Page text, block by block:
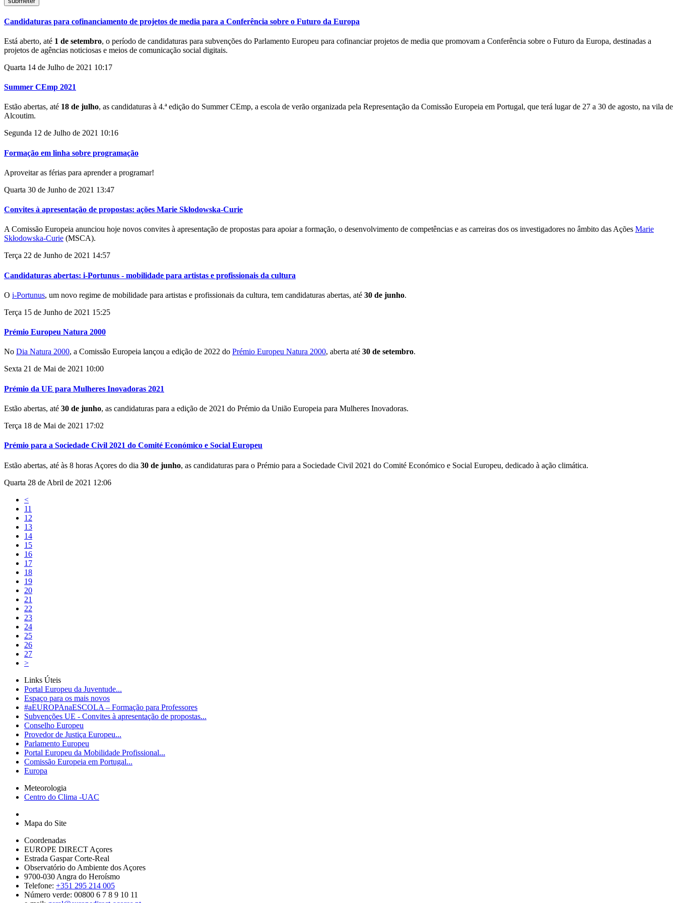
Candidaturas para cofinanciamento de projetos de media para a Conferência sobre o Futuro da Europa
Está aberto, até 1 de setembro, o período de candidaturas para subvenções do Parlamento Europeu para cofinanciar projetos de media que promovam a Conferência sobre o Futuro da Europa, destinadas a
projetos de agências noticiosas e meios de comunicação social digitais.
Quarta 14 de Julho de 2021 10:17
Summer CEmp 2021
Estão abertas, até 18 de julho, as candidaturas à 4.ª edição do Summer CEmp, a escola de verão organizada pela Representação da Comissão Europeia em Portugal, que terá lugar de 27 a 30 de agosto, na vila de
Alcoutim.
Segunda 12 de Julho de 2021 10:16
Formação em linha sobre programação
Aproveitar as férias para aprender a programar!
Quarta 30 de Junho de 2021 13:47
Convites à apresentação de propostas: ações Marie Skłodowska-Curie
A Comissão Europeia anunciou hoje novos convites à apresentação de propostas para apoiar a formação, o desenvolvimento de competências e as carreiras dos os investigadores no âmbito das Ações Marie
Skłodowska-Curie (MSCA).
Terça 22 de Junho de 2021 14:57
Candidaturas abertas: i-Portunus - mobilidade para artistas e profissionais da cultura
O i-Portunus, um novo regime de mobilidade para artistas e profissionais da cultura, tem candidaturas abertas, até 30 de junho.
Terça 15 de Junho de 2021 15:25
Prémio Europeu Natura 2000
No Dia Natura 2000, a Comissão Europeia lançou a edição de 2022 do Prémio Europeu Natura 2000, aberta até 30 de setembro.
Sexta 21 de Mai de 2021 10:00
Prémio da UE para Mulheres Inovadoras 2021
Estão abertas, até 30 de junho, as candidaturas para a edição de 2021 do Prémio da União Europeia para Mulheres Inovadoras.
Terça 18 de Mai de 2021 17:02
Prémio para a Sociedade Civil 2021 do Comité Económico e Social Europeu
Estão abertas, até às 8 horas Açores do dia 30 de junho, as candidaturas para o Prémio para a Sociedade Civil 2021 do Comité Económico e Social Europeu, dedicado à ação climática.
Quarta 28 de Abril de 2021 12:06
<
11
12
13
14
15
16
17
18
19
20
21
22
23
24
25
26
27
>
Links Úteis
Portal Europeu da Juventude...
Espaço para os mais novos
#aEUROPAnaESCOLA – Formação para Professores
Subvenções UE - Convites à apresentação de propostas...
Conselho Europeu
Provedor de Justiça Europeu...
Parlamento Europeu
Portal Europeu da Mobilidade Profissional...
Comissão Europeia em Portugal...
Europa
Meteorologia
Centro do Clima -UAC
Mapa do Site
Coordenadas
EUROPE DIRECT Açores
Estrada Gaspar Corte-Real
Observatório do Ambiente dos Açores
9700-030 Angra do Heroísmo
Telefone: +351 295 214 005
Número verde: 00800 6 7 8 9 10 11